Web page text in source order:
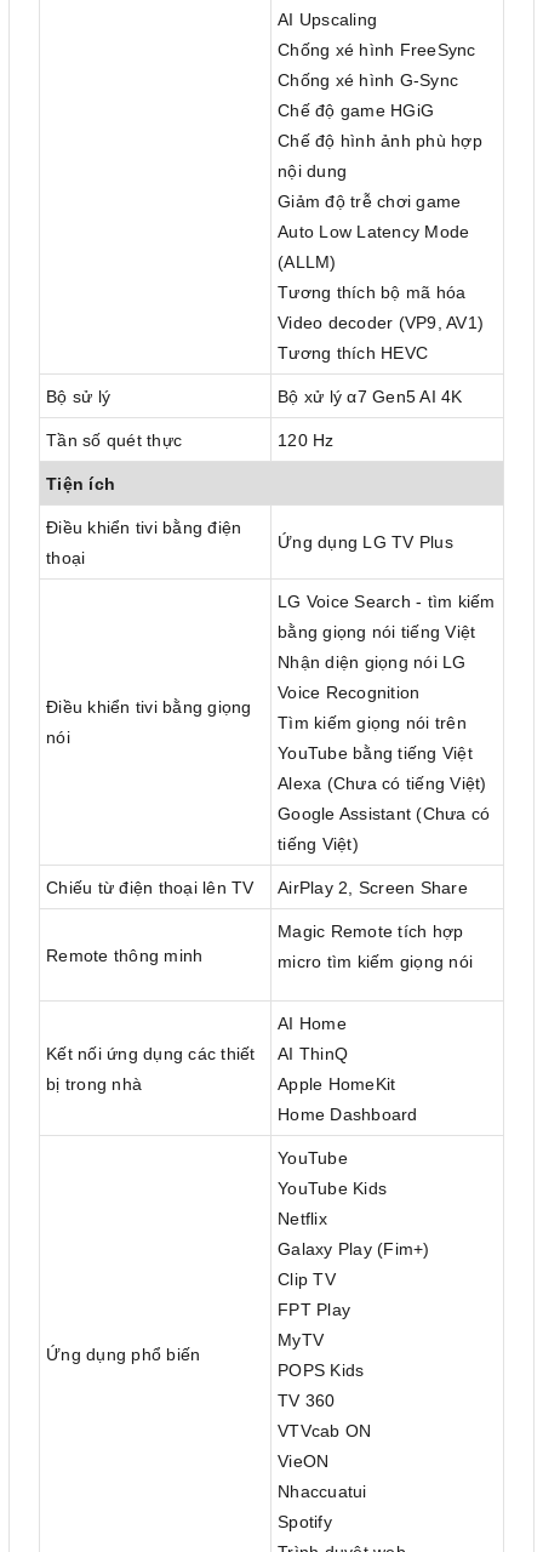
AI Upscaling
Chống xé hình FreeSync
Chống xé hình G-Sync
Chế độ game HGiG
Chế độ hình ảnh phù hợp
nội dung
Giảm độ trễ chơi game
Auto Low Latency Mode
(ALLM)
Tương thích bộ mã hóa
Video decoder (VP9, AV1)
Tương thích HEVC
Bộ sử lý Bộ xử lý α7 Gen5 AI 4K
Tần số quét thực 120 Hz
Tiện ích
Điều khiển tivi bằng điện
thoại
Ứng dụng LG TV Plus
Điều khiển tivi bằng giọng
nói
LG Voice Search - tìm kiếm
bằng giọng nói tiếng Việt
Nhận diện giọng nói LG
Voice Recognition
Tìm kiếm giọng nói trên
YouTube bằng tiếng Việt
Alexa (Chưa có tiếng Việt)
Google Assistant (Chưa có
tiếng Việt)
Chiếu từ điện thoại lên TV AirPlay 2, Screen Share
Remote thông minh
Magic Remote tích hợp
micro tìm kiếm giọng nói
Kết nối ứng dụng các thiết
bị trong nhà
AI Home
AI ThinQ
Apple HomeKit
Home Dashboard
Ứng dụng phổ biến
YouTube
YouTube Kids
Netflix
Galaxy Play (Fim+)
Clip TV
FPT Play
MyTV
POPS Kids
TV 360
VTVcab ON
VieON
Nhaccuatui
Spotify